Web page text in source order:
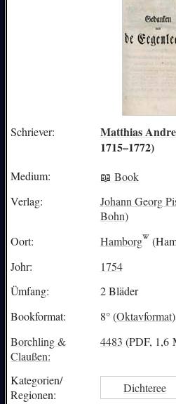
Schriever: Matthias
1715–1772)
Medium:
📖 Book
Verlag:
Johann Georg
Bohn)
Oort:
Hamborg
Johr:
1754
Ümfang:
2 Bläder
Bookformat:
8° (Oktavformat)
Borchling &
Claußen:
4483 (PDF, 1,6
Kategorien/
Regionen:
Dichteree